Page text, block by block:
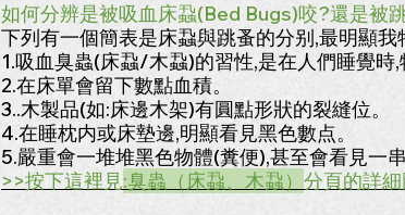
如何分辨是被吸血床蝨(Bed Bugs)咬?還​是被
下列有一個簡表是床蝨與跳蚤的分别,最明顯我
1.吸血臭蟲(床蝨/木蝨)的習性,是在人們睡覺時,
2.在床單會留下數點血積。
3..木製品(如:床邊木架)有圓點形狀的裂縫位。
4.在睡枕内或床墊邊,明顯看見黑色數点。
5.嚴重會一堆堆黑色物體(糞便),甚至會看見一串
>>按下這裡見:臭蟲（床蝨、木蝨） 分頁的詳細